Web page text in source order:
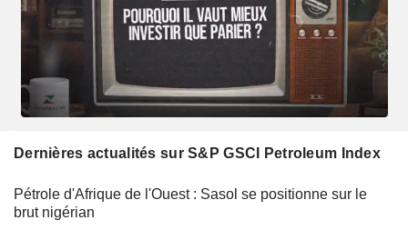
Dernières actualités sur S&P GSCI Petroleum Index
Pétrole d'Afrique de l'Ouest : Sasol se positionne sur le
brut nigérian